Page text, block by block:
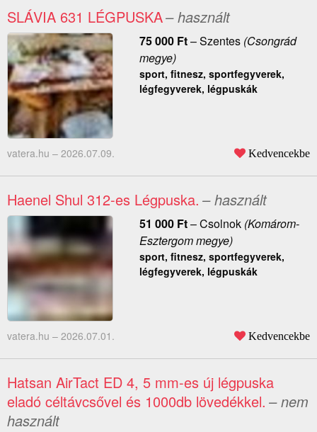
SLÁVIA 631 LÉGPUSKA– használt
75 000 Ft–Szentes(Csongrád
megye)
sport, fitnesz, sportfegyverek,
légfegyverek, légpuskák
vatera.hu – 2026.07.09. Kedvencekbe
Haenel Shul 312-es Légpuska. – használt
51 000 Ft–Csolnok(Komárom-
Esztergom megye)
sport, fitnesz, sportfegyverek,
légfegyverek, légpuskák
vatera.hu – 2026.07.01. Kedvencekbe
Hatsan AirTact ED 4, 5 mm-es új légpuska
eladó céltávcsővel és 1000db lövedékkel. – nem
használt